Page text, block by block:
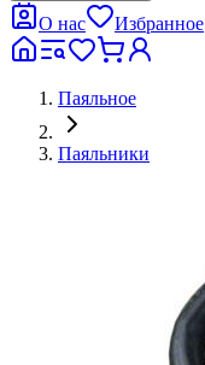
О нас Избранное
Паяльное
Паяльники